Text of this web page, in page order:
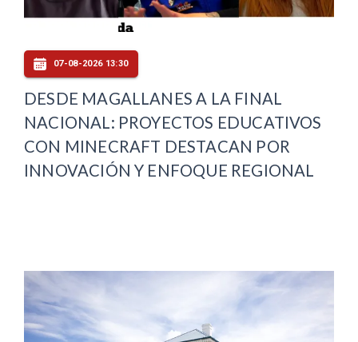
07-08-2026 13:30
DESDE MAGALLANES A LA FINAL
NACIONAL: PROYECTOS EDUCATIVOS
CON MINECRAFT DESTACAN POR
INNOVACIÓN Y ENFOQUE REGIONAL